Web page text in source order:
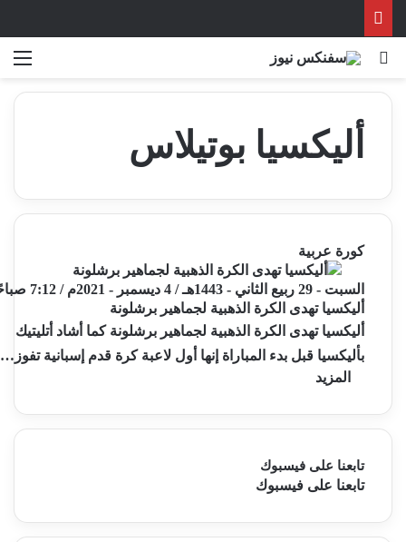
بحث عن
أليكسيا بوتيلاس
كورة عربية
السبت - 29 ربيع الثاني - 1443هـ / 4 ديسمبر - 2021م / 7:12 صباحًا
أليكسيا تهدى الكرة الذهبية لجماهير برشلونة
أليكسيا تهدى الكرة الذهبية لجماهير برشلونة كما أشاد أتليتيك
بأليكسيا قبل بدء المباراة إنها أول لاعبة كرة قدم إسبانية تفوز…
المزيد
تابعنا على فيسبوك
تابعنا على فيسبوك